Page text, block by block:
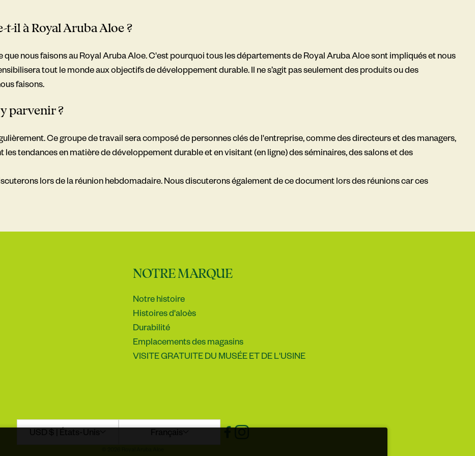
t-il à Royal Aruba Aloe ?
que nous faisons au Royal Aruba Aloe. C'est pourquoi tous les départements de Royal Aruba Aloe sont impliqués et nous
tout le monde aux objectifs de développement durable. Il ne s’agit pas seulement des produits ou des
faisons.
parvenir ?
Ce groupe de travail sera composé de personnes clés de l'entreprise, comme des directeurs et des managers,
tendances en matière de développement durable et en visitant (en ligne) des séminaires, des salons et des
lors de la réunion hebdomadaire. Nous discuterons également de ce document lors des réunions car ces
NOTRE MARQUE
Notre histoire
Histoires d'aloès
Durabilité
Emplacements des magasins
VISITE GRATUITE DU MUSÉE ET DE L'USINE
USD $ | États-Unis Français